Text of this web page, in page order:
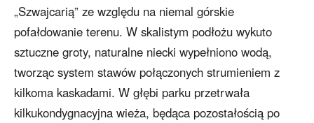
„Szwajcarią” ze względu na niemal górskie
pofałdowanie terenu. W skalistym podłożu wykuto
sztuczne groty, naturalne niecki wypełniono wodą,
tworząc system stawów połączonych strumieniem z
kilkoma kaskadami. W głębi parku przetrwała
kilkukondygnacyjna wieża, będąca pozostałością po